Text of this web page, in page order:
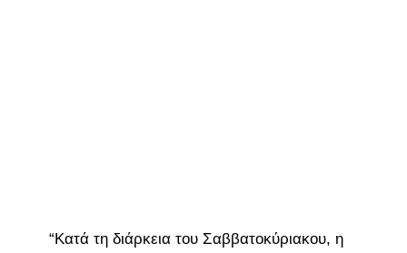
“Κατά τη διάρκεια του Σαββατοκύριακου, η